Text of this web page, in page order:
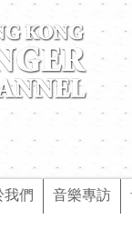
我們 音樂專訪